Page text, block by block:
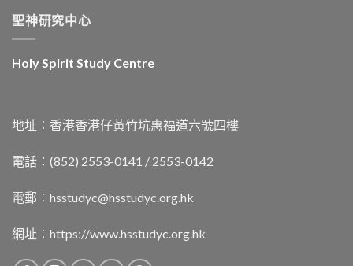
聖神研究中心
Holy Spirit Study Centre
地址︰香港香港仔黃竹坑惠福道六號四樓
電話：(852) 2553-0141 / 2553-0142
電郵︰ hsstudyc@hsstudyc.org.hk
網址︰ https://www.hsstudyc.org.hk